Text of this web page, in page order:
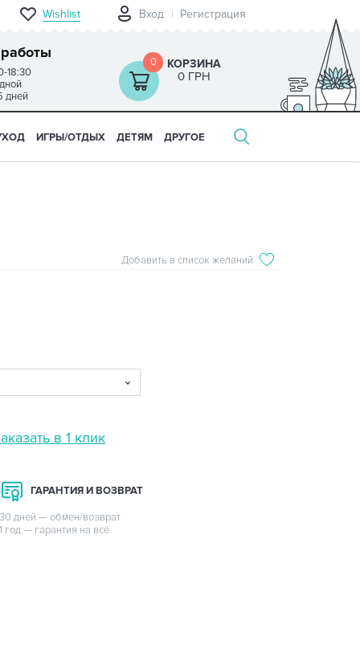
Wishlist Вход Регистрация
18:30
дней
0 КОРЗИНА
0 ГРН
ИГРЫ/ОТДЫХ ДЕТЯМ ДРУГОЕ
Добавить в список желаний
в 1 клик
ГАРАНТИЯ И ВОЗВРАТ
30 дней — обмен/возврат
1 год — гарантия на всё